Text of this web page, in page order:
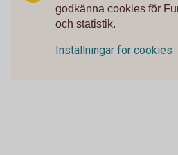
godkänna cookies för
och statistik.
Inställningar för cookies